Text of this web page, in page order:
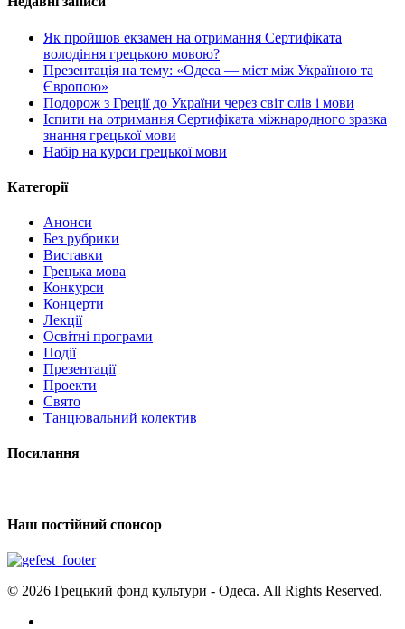
Як пройшов екзамен на отримання Сертифіката
володіння грецькою мовою?
Презентація на тему: «Одеса — міст між Україною та
Європою»
Подорож з Греції до України через світ слів і мови
Іспити на отримання Сертифіката міжнародного зразка
знання грецької мови
Набір на курси грецької мови
Категорії
Анонси
Без рубрики
Виставки
Грецька мова
Конкурси
Концерти
Лекції
Освітні програми
Події
Презентації
Проекти
Свято
Танцювальний колектив
Посилання
Наш постійний спонсор
© 2026 Грецький фонд культури - Одеса. All Rights Reserved.